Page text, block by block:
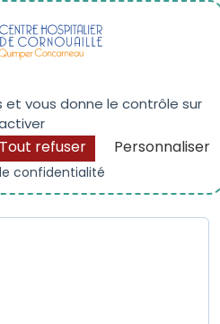
et vous donne le contrôle sur
Tout refuser Personnaliser
confidentialité